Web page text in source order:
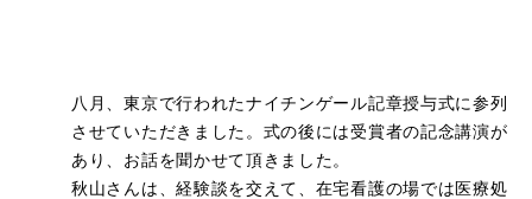
学生生活
キャンパスライフ
在学生の声
八月、東京で行われたナイチンゲール記章授与式に参列
させていただきました。式の後には受賞者の記念講演が
あり、お話を聞かせて頂きました。
秋山さんは、経験談を交えて、在宅看護の場では医療処